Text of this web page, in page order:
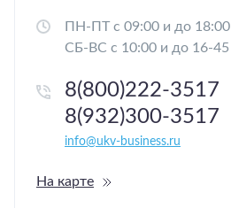
На карте
ПН-ПТ с 09:00 и до 18:00
СБ-ВС с 10:00 и до 16-45
8(800)222-3517
8(932)300-3517
info@ukv-business.ru